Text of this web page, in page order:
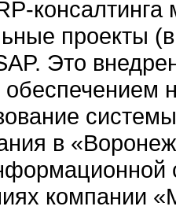
проекты
Это
в
компании